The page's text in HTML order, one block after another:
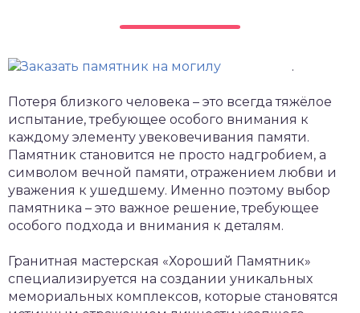
.
Потеря близкого человека – это всегда тяжёлое
испытание, требующее особого внимания к
каждому элементу увековечивания памяти.
Памятник становится не просто надгробием, а
символом вечной памяти, отражением любви и
уважения к ушедшему. Именно поэтому выбор
памятника – это важное решение, требующее
особого подхода и внимания к деталям.
Гранитная мастерская «Хороший Памятник»
специализируется на создании уникальных
мемориальных комплексов, которые становятся